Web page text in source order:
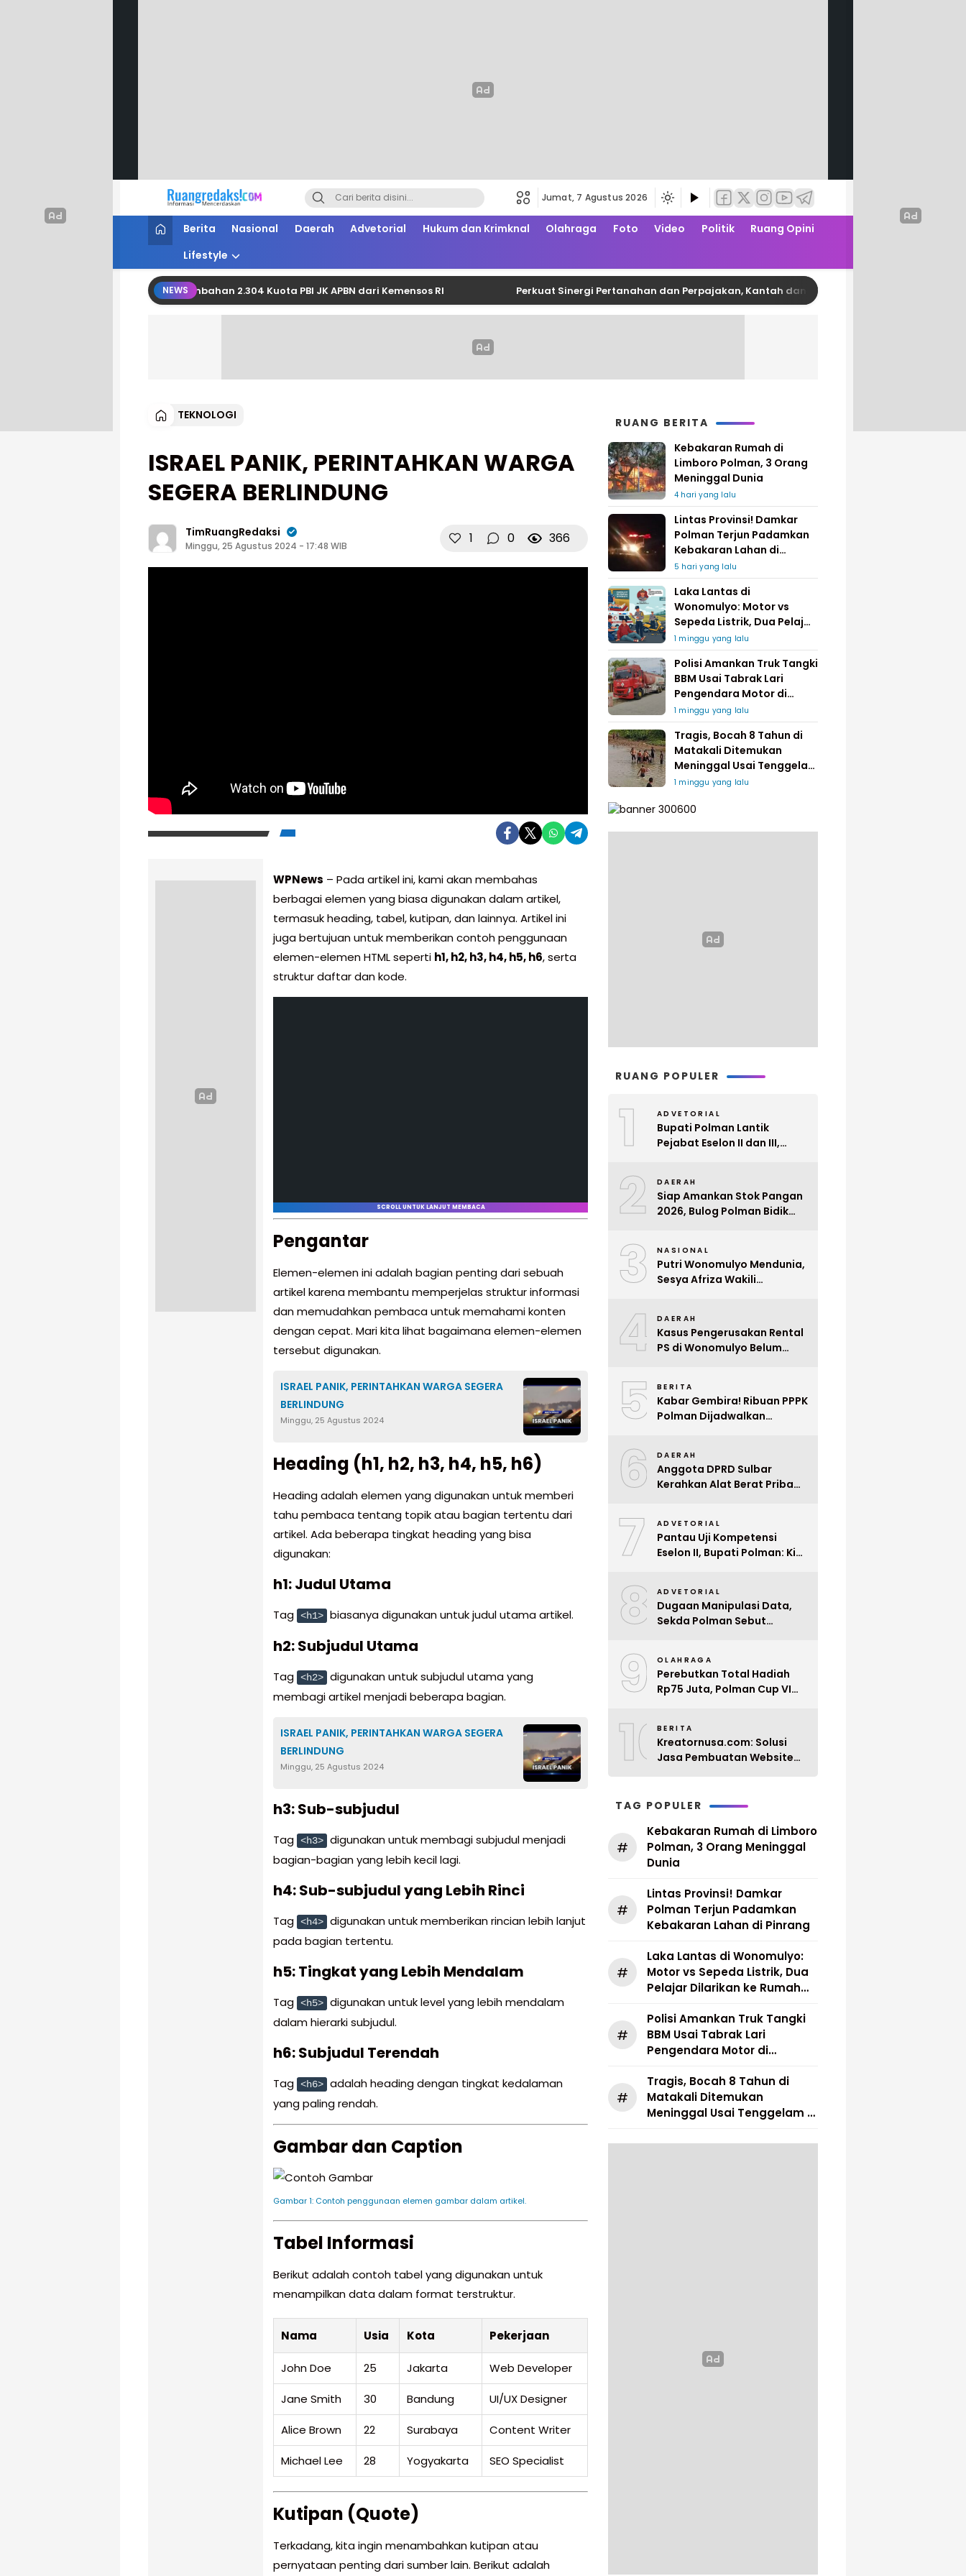
Ruang Redaksi
Informasi Mencerdaskan
Jumat, 7 Agustus 2026
Berita Nasional Daerah Advetorial Hukum dan Krimknal Olahraga Foto Video Politik
Ruang Opini
Lifestyle
NEWS
Berhasil Perjuangkan Tambahan 2.304 Kuota PBI JK APBN dari Kemensos RI Perkuat Sinergi Pertanahan dan Perpajakan, Kantah dan Bapenda Pinrang Garap PKS Zona
TEKNOLOGI
ISRAEL PANIK, PERINTAHKAN WARGA
SEGERA BERLINDUNG
TimRuangRedaksi
Minggu, 25 Agustus 2024 - 17:48 WIB 1 0 366
WPNews – Pada artikel ini, kami akan membahas
berbagai elemen yang biasa digunakan dalam artikel,
termasuk heading, tabel, kutipan, dan lainnya. Artikel ini
juga bertujuan untuk memberikan contoh penggunaan
elemen-elemen HTML seperti h1, h2, h3, h4, h5, h6, serta
struktur daftar dan kode.
SCROLL UNTUK LANJUT MEMBACA
Pengantar
Elemen-elemen ini adalah bagian penting dari sebuah
artikel karena membantu memperjelas struktur informasi
dan memudahkan pembaca untuk memahami konten
dengan cepat. Mari kita lihat bagaimana elemen-elemen
tersebut digunakan.
ISRAEL PANIK, PERINTAHKAN WARGA SEGERA
BERLINDUNG
Minggu, 25 Agustus 2024
Heading (h1, h2, h3, h4, h5, h6)
Heading adalah elemen yang digunakan untuk memberi
tahu pembaca tentang topik atau bagian tertentu dari
artikel. Ada beberapa tingkat heading yang bisa
digunakan:
h1: Judul Utama
Tag <h1> biasanya digunakan untuk judul utama artikel.
h2: Subjudul Utama
Tag <h2> digunakan untuk subjudul utama yang
membagi artikel menjadi beberapa bagian.
ISRAEL PANIK, PERINTAHKAN WARGA SEGERA
BERLINDUNG
Minggu, 25 Agustus 2024
h3: Sub-subjudul
Tag <h3> digunakan untuk membagi subjudul menjadi
bagian-bagian yang lebih kecil lagi.
h4: Sub-subjudul yang Lebih Rinci
Tag <h4> digunakan untuk memberikan rincian lebih lanjut
pada bagian tertentu.
h5: Tingkat yang Lebih Mendalam
Tag <h5> digunakan untuk level yang lebih mendalam
dalam hierarki subjudul.
h6: Subjudul Terendah
Tag <h6> adalah heading dengan tingkat kedalaman
yang paling rendah.
Gambar dan Caption
Gambar 1: Contoh penggunaan elemen gambar dalam artikel.
Tabel Informasi
Berikut adalah contoh tabel yang digunakan untuk
menampilkan data dalam format terstruktur.
Nama Usia Kota Pekerjaan
John Doe 25 Jakarta Web Developer
Jane Smith 30 Bandung UI/UX Designer
Alice Brown 22 Surabaya Content Writer
Michael Lee 28 Yogyakarta SEO Specialist
Kutipan (Quote)
Terkadang, kita ingin menambahkan kutipan atau
pernyataan penting dari sumber lain. Berikut adalah
RUANG BERITA
Kebakaran Rumah di
Limboro Polman, 3 Orang
Meninggal Dunia
4 hari yang lalu
Lintas Provinsi! Damkar
Polman Terjun Padamkan
Kebakaran Lahan di
Pinrang
5 hari yang lalu
Laka Lantas di
Wonomulyo: Motor vs
Sepeda Listrik, Dua Pelajar
Dilarikan ke Rumah Sakit
1 minggu yang lalu
Polisi Amankan Truk Tangki
BBM Usai Tabrak Lari
Pengendara Motor di
Matakali
1 minggu yang lalu
Tragis, Bocah 8 Tahun di
Matakali Ditemukan
Meninggal Usai Tenggelam
di Sungai
1 minggu yang lalu
RUANG POPULER
1 ADVETORIAL
Bupati Polman Lantik
Pejabat Eselon II dan III,
2 DAERAH
Siap Amankan Stok Pangan
2026, Bulog Polman Bidik
3 NASIONAL
Putri Wonomulyo Mendunia,
Sesya Afriza Wakili
4 DAERAH
Kasus Pengerusakan Rental
PS di Wonomulyo Belum
Pelaku
5 BERITA
Kabar Gembira! Ribuan PPPK
Polman Dijadwalkan
6 DAERAH
Anggota DPRD Sulbar
Kerahkan Alat Berat Pribadi
7 ADVETORIAL
Pantau Uji Kompetensi
Eselon II, Bupati Polman: Kita
8 ADVETORIAL
Dugaan Manipulasi Data,
Sekda Polman Sebut
Ditunda
9 OLAHRAGA
Perebutkan Total Hadiah
Rp75 Juta, Polman Cup VI
10BERITA
Kreatornusa.com: Solusi
Jasa Pembuatan Website
TAG POPULER
#
Kebakaran Rumah di Limboro
Polman, 3 Orang Meninggal
Dunia
#
Lintas Provinsi! Damkar
Polman Terjun Padamkan
Kebakaran Lahan di Pinrang
#
Laka Lantas di Wonomulyo:
Motor vs Sepeda Listrik, Dua
Pelajar Dilarikan ke Rumah
#
Polisi Amankan Truk Tangki
BBM Usai Tabrak Lari
Pengendara Motor di
#
Tragis, Bocah 8 Tahun di
Matakali Ditemukan
Meninggal Usai Tenggelam di